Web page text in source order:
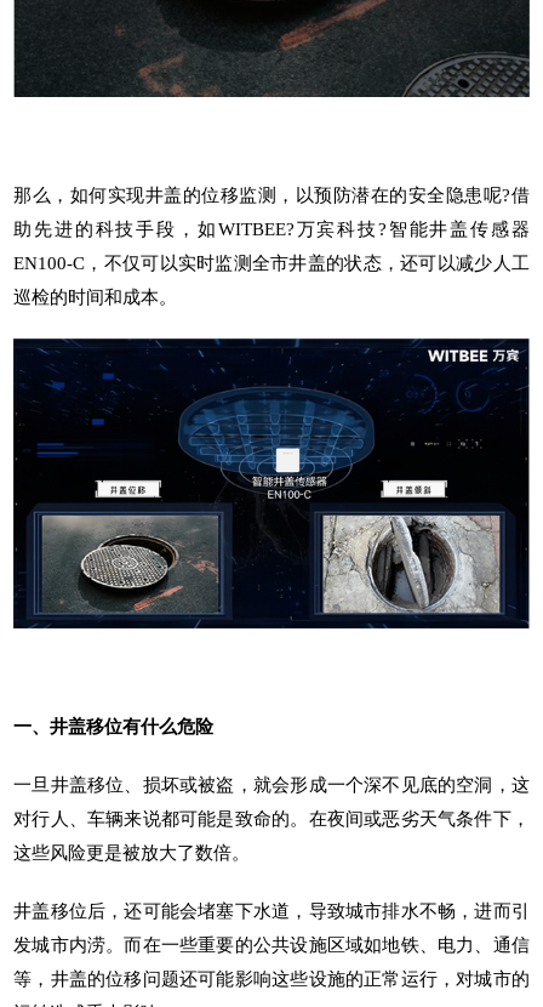
那么，如何实现井盖的位移监测，以预防潜在的安全隐患呢?借
助先进的科技手段，如WITBEE?万宾科技? 智能井盖传感器
EN100-C，不仅可以实时监测全市井盖的状态，还可以减少人工
巡检的时间和成本。
一、井盖移位有什么危险
一旦井盖移位、损坏或被盗，就会形成一个深不见底的空洞，这
对行人、车辆来说都可能是致命的。在夜间或恶劣天气条件下，
这些风险更是被放大了数倍。
井盖移位后，还可能会堵塞下水道，导致城市排水不畅，进而引
发城市内涝。而在一些重要的公共设施区域如地铁、电力、通信
等，井盖的位移问题还可能影响这些设施的正常运行，对城市的